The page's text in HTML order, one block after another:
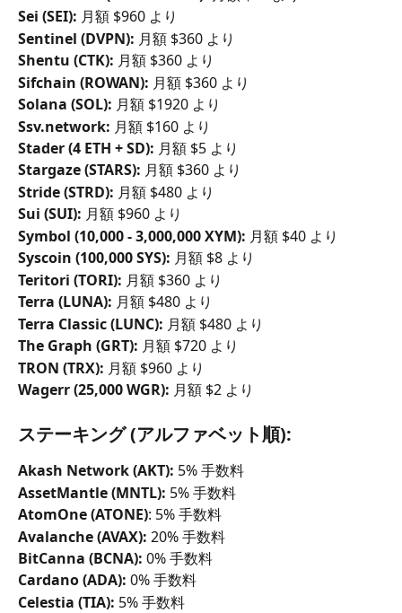
Sei (SEI): 月額 $960 より
Sentinel (DVPN): 月額 $360 より
Shentu (CTK): 月額 $360 より
Sifchain (ROWAN): 月額 $360 より
Solana (SOL): 月額 $1920 より
Ssv.network: 月額 $160 より
Stader (4 ETH + SD): 月額 $5 より
Stargaze (STARS): 月額 $360 より
Stride (STRD): 月額 $480 より
Sui (SUI): 月額 $960 より
Symbol (10,000 - 3,000,000 XYM): 月額 $40 より
Syscoin (100,000 SYS): 月額 $8 より
Teritori (TORI): 月額 $360 より
Terra (LUNA): 月額 $480 より
Terra Classic (LUNC): 月額 $480 より
The Graph (GRT): 月額 $720 より
TRON (TRX): 月額 $960 より
Wagerr (25,000 WGR): 月額 $2 より
ステーキング (アルファベット順):
Akash Network (AKT): 5% 手数料
AssetMantle (MNTL): 5% 手数料
AtomOne (ATONE): 5% 手数料
Avalanche (AVAX): 20% 手数料
BitCanna (BCNA): 0% 手数料
Cardano (ADA): 0% 手数料
Celestia (TIA): 5% 手数料